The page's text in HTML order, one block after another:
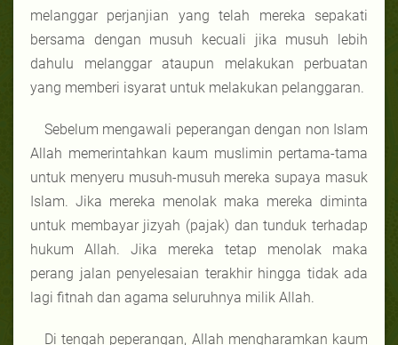
melanggar perjanjian yang telah mereka sepakati
bersama dengan musuh kecuali jika musuh lebih
dahulu melanggar ataupun melakukan perbuatan
yang memberi isyarat untuk melakukan pelanggaran.
Sebelum mengawali peperangan dengan non Islam
Allah memerintahkan kaum muslimin pertama-tama
untuk menyeru musuh-musuh mereka supaya masuk
Islam. Jika mereka menolak maka mereka diminta
untuk membayar jizyah (pajak) dan tunduk terhadap
hukum Allah. Jika mereka tetap menolak maka
perang jalan penyelesaian terakhir hingga tidak ada
lagi fitnah dan agama seluruhnya milik Allah.
Di tengah peperangan, Allah mengharamkan kaum